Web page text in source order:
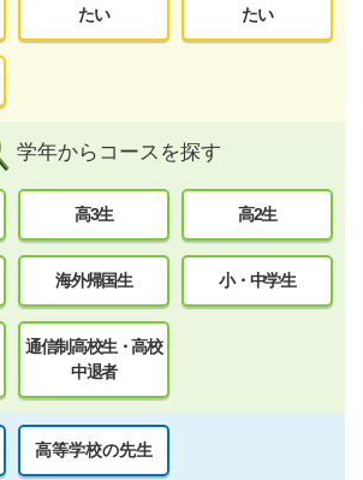
たい
たい
学年からコースを探す
高3生 高2生
海外帰国生 小・中学生
通信制高校生・高校
中退者
高等学校の先生